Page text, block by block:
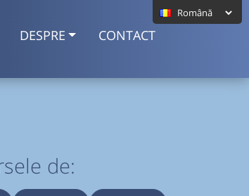
DESPRE CONTACT
de: